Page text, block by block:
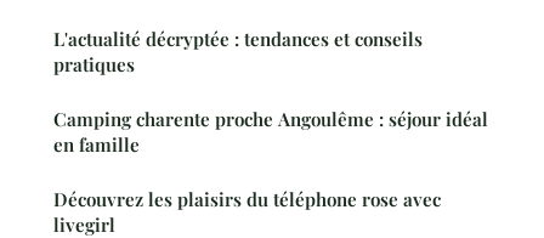
L'actualité décryptée : tendances et conseils
pratiques
Camping charente proche Angoulême : séjour idéal
en famille
Découvrez les plaisirs du téléphone rose avec
livegirl